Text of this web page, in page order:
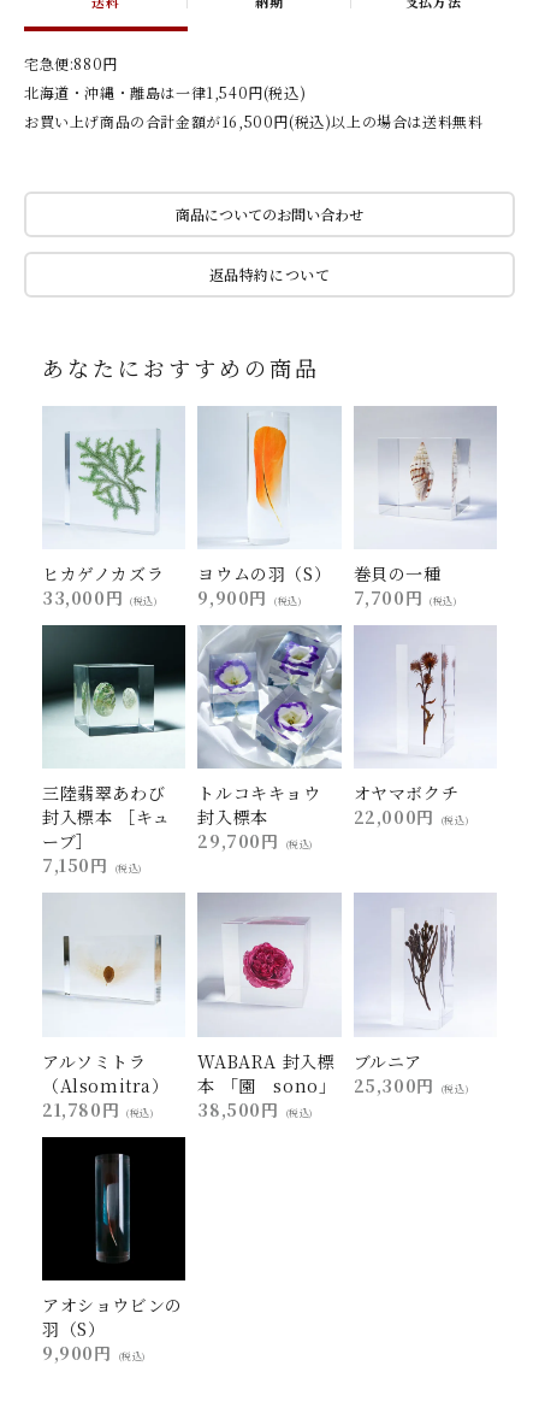
宅急便:880円
北海道・沖縄・離島は一律1,540円(税込)
お買い上げ商品の合計金額が16,500円(税込)以上の場合は送料無料
商品についてのお問い合わせ
返品特約について
あなたにおすすめの商品
ヒカゲノカズラ
33,000円
(税込)
ヨウムの羽（S）
9,900円
(税込)
巻貝の一種
7,700円
(税込)
三陸翡翠あわび
封入標本 ［キュ
ーブ］
7,150円
(税込)
トルコキキョウ
封入標本
29,700円
(税込)
オヤマボクチ
22,000円
(税込)
アルソミトラ
（Alsomitra）
21,780円
(税込)
WABARA 封入標
本 「園 sono」
38,500円
(税込)
ブルニア
25,300円
(税込)
アオショウビンの
羽（S）
9,900円
(税込)